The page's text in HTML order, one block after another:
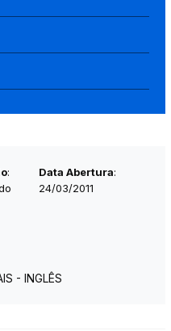
:
Data Abertura:
24/03/2011
- INGLÊS